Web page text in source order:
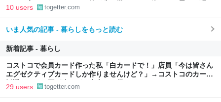
け」と言われていたので、嫁ぎ先で嫌われたら終わりと思い、張り
切っていた
10 users togetter.com
いま人気の記事 - 暮らしをもっと読む
新着記事 - 暮らし
コストコで会員カード作った私「白カードで！」店員「今は皆さん
エグゼクティブカードしか作りませんけど？」→コストコのカード
勧誘はやたら圧が強いが、本当にお得なの？
29 users togetter.com